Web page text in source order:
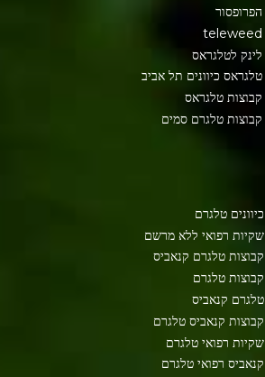
הפרופסור
teleweed
לינק לטלגראס
טלגראס כיוונים תל אביב
קבוצות טלגראס
קבוצות טלגרם סמים
כיוונים טלגרם
שקיות רפואי ללא מרשם
קבוצות טלגרם קנאביס
קבוצות טלגרם
טלגרם קנאביס
קבוצות קנאביס טלגרם
שקיות רפואי טלגרם
קנאביס רפואי טלגרם